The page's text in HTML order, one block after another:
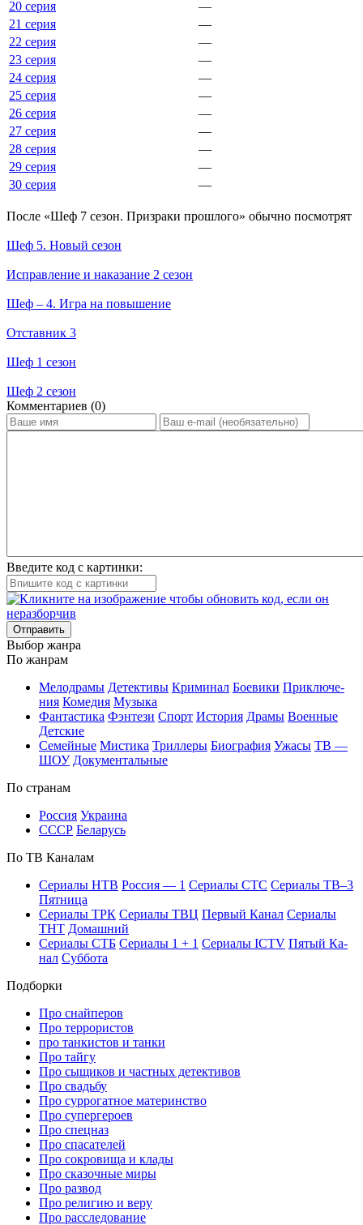
20 серия
—
21 серия
—
22 серия
—
23 серия
—
24 серия
—
25 серия
—
26 серия
—
27 серия
—
28 серия
—
29 серия
—
30 серия
—
По­сле «Шеф 7 сезон. Призраки прошлого» обыч­но по­смот­рят
Шеф 5. Новый сезон
Исправление и наказание 2 сезон
Шеф – 4. Игра на повышение
Отставник 3
Шеф 1 сезон
Шеф 2 сезон
Ком­мен­та­ри­ев (0)
Введите код с картинки:
Отправить
Вы­бор жан­ра
По жан­рам
Ме­ло­дра­мы Де­тек­ти­вы Кри­ми­нал Бое­ви­ки При­клю­че­
ния Ко­ме­дия Му­зы­ка
Фан­та­сти­ка Фэн­те­зи Спорт Ис­то­рия Дра­мы Во­ен­ные
Дет­ские
Се­мей­ные Мис­ти­ка Трил­ле­ры Био­гра­фия Ужа­сы ТВ —
ШОУ До­ку­мен­таль­ные
По стра­нам
Рос­сия Ук­раи­на
СССР Бе­ла­русь
По ТВ Ка­на­лам
Се­риа­лы НТВ Рос­сия — 1 Се­риа­лы СТС Се­риа­лы ТВ–3
Пят­ни­ца
Се­риа­лы ТРК Се­риа­лы ТВЦ Пер­вый Ка­нал Се­риа­лы
ТНТ До­маш­ний
Се­риа­лы СТБ Се­риа­лы 1 + 1 Се­риа­лы ICTV Пя­тый Ка­
нал Суб­бо­та
Подборки
Про снайперов
Про террористов
про танкистов и танки
Про тайгу
Про сыщиков и частных детективов
Про свадьбу
Про суррогатное материнство
Про супергероев
Про спецназ
Про спасателей
Про сокровища и клады
Про сказочные миры
Про развод
Про религию и веру
Про расследование